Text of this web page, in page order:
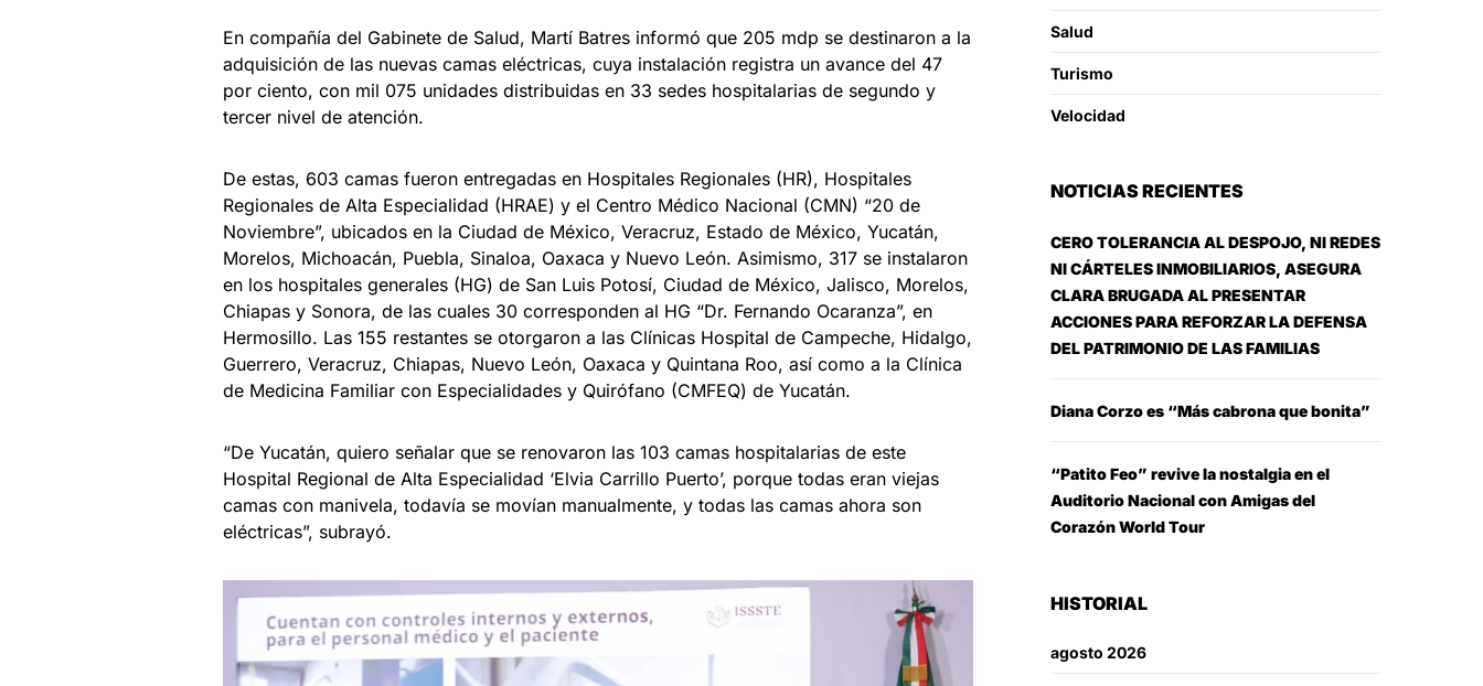
En compañía del Gabinete de Salud, Martí Batres informó que 205 mdp se destinaron a la
adquisición de las nuevas camas eléctricas, cuya instalación registra un avance del 47
por ciento, con mil 075 unidades distribuidas en 33 sedes hospitalarias de segundo y
tercer nivel de atención.
De estas, 603 camas fueron entregadas en Hospitales Regionales (HR), Hospitales
Regionales de Alta Especialidad (HRAE) y el Centro Médico Nacional (CMN) “20 de
Noviembre”, ubicados en la Ciudad de México, Veracruz, Estado de México, Yucatán,
Morelos, Michoacán, Puebla, Sinaloa, Oaxaca y Nuevo León. Asimismo, 317 se instalaron
en los hospitales generales (HG) de San Luis Potosí, Ciudad de México, Jalisco, Morelos,
Chiapas y Sonora, de las cuales 30 corresponden al HG “Dr. Fernando Ocaranza”, en
Hermosillo. Las 155 restantes se otorgaron a las Clínicas Hospital de Campeche, Hidalgo,
Guerrero, Veracruz, Chiapas, Nuevo León, Oaxaca y Quintana Roo, así como a la Clínica
de Medicina Familiar con Especialidades y Quirófano (CMFEQ) de Yucatán.
“De Yucatán, quiero señalar que se renovaron las 103 camas hospitalarias de este
Hospital Regional de Alta Especialidad ‘Elvia Carrillo Puerto’, porque todas eran viejas
camas con manivela, todavía se movían manualmente, y todas las camas ahora son
eléctricas”, subrayó.
Salud
Turismo
Velocidad
NOTICIAS RECIENTES
CERO TOLERANCIA AL DESPOJO, NI REDES
NI CÁRTELES INMOBILIARIOS, ASEGURA
CLARA BRUGADA AL PRESENTAR
ACCIONES PARA REFORZAR LA DEFENSA
DEL PATRIMONIO DE LAS FAMILIAS
Diana Corzo es “Más cabrona que bonita”
“Patito Feo” revive la nostalgia en el
Auditorio Nacional con Amigas del
Corazón World Tour
HISTORIAL
agosto 2026